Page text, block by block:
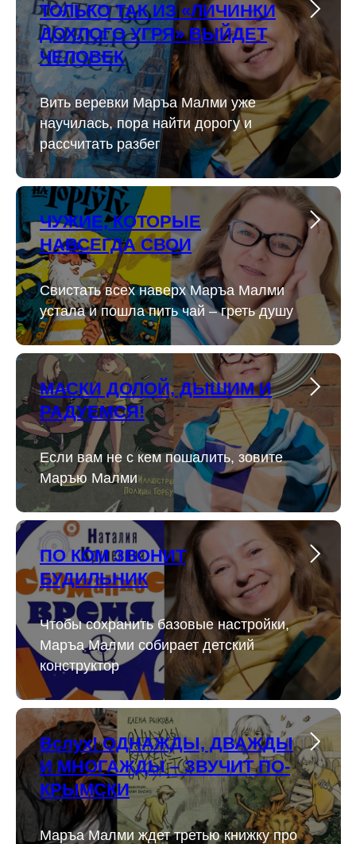
ТОЛЬКО ТАК ИЗ «ЛИЧИНКИ
ДОХЛОГО УГРЯ» ВЫЙДЕТ
ЧЕЛОВЕК
Вить веревки Маръа Малми уже
научилась, пора найти дорогу и
рассчитать разбег
ЧУЖИЕ, КОТОРЫЕ
НАВСЕГДА СВОИ
Свистать всех наверх Маръа Малми
устала и пошла пить чай – греть душу
МАСКИ ДОЛОЙ, ДЫШИМ И
РАДУЕМСЯ!
Если вам не с кем пошалить, зовите
Маръю Малми
ПО КОМ ЗВОНИТ
БУДИЛЬНИК
Чтобы сохранить базовые настройки,
Маръа Малми собирает детский
конструктор
Вслух! ОДНАЖДЫ, ДВАЖДЫ
И МНОГАЖДЫ – ЗВУЧИТ ПО-
КРЫМСКИ
Маръа Малми ждет третью книжку про